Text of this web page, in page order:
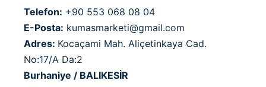
Telefon: +90 553 068 08 04
E-Posta: kumasmarketi@gmail.com
Adres: Kocaçami Mah. Aliçetinkaya Cad.
No:17/A Da:2
Burhaniye / BALIKESİR